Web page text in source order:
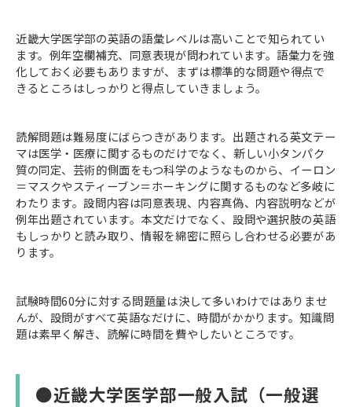
近畿大学医学部の英語の語彙レベルは高いことで知られてい
ます。例年空欄補充、同意表現が問われています。語彙力を強
化しておく必要もありますが、まずは標準的な問題や得点で
きるところはしっかりと得点していきましょう。
読解問題は難易度にばらつきがあります。出題される英文テー
マは医学・医療に関するものだけでなく、新しい小タンパク
質の同定、芸術的側面をもつ科学のようなものから、イーロン
＝マスクやスティーブン＝ホーキングに関するものなど多岐に
わたります。設問内容は同意表現、内容真偽、内容説明などが
例年出題されています。本文だけでなく、設問や選択肢の英語
もしっかりと読み取り、情報を綿密に照らし合わせる必要があ
ります。
試験時間60分に対する問題量は決して多いわけではありませ
んが、設問がすべて英語なだけに、時間がかかります。知識問
題は素早く解き、読解に時間を費やしたいところです。
●近畿大学医学部一般入試（一般選